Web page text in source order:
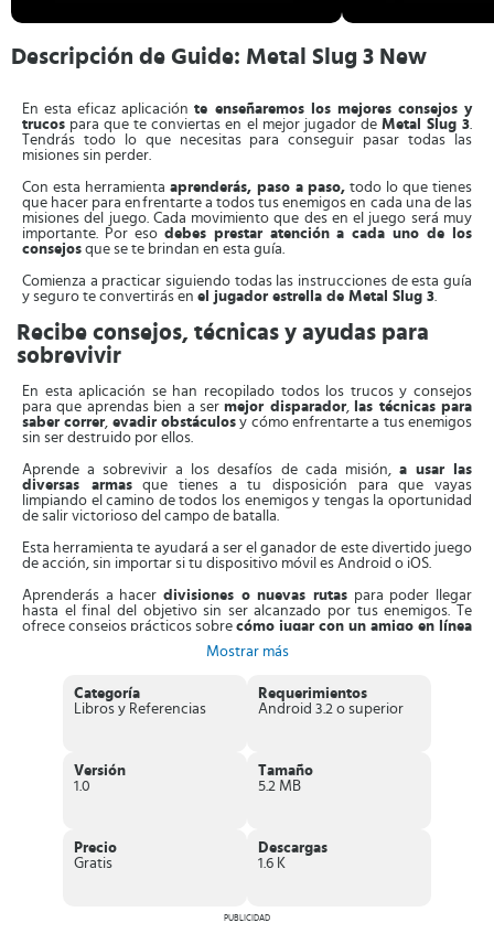
Descripción de Guide: Metal Slug 3 New
En esta eficaz aplicaciónte enseñaremos los mejores consejos y
trucos para que te conviertas en el mejor jugador de Metal Slug 3.
Tendrás todo lo que necesitas para conseguir pasar todas las
misiones sin perder.
Con esta herramienta aprenderás, paso a paso, todo lo que tienes
que hacer para enfrentarte a todos tus enemigos en cada una de las
misiones del juego. Cada movimiento que des en el juego será muy
importante. Por eso debes prestar atención a cada uno de los
consejos que se te brindan en esta guía.
Comienza a practicar siguiendo todas las instrucciones de esta guía
y seguro te convertirás en el jugador estrella de Metal Slug 3.
Recibe consejos, técnicas y ayudas para
sobrevivir
En esta aplicación se han recopilado todos los trucos y consejos
para que aprendas bien a sermejor disparador, las técnicas para
saber correr, evadir obstáculos y cómo enfrentarte a tus enemigos
sin ser destruido por ellos.
Aprende a sobrevivir a los desafíos de cada misión, a usar las
diversas armasque tienes a tu disposición para que vayas
limpiando el camino de todos los enemigos y tengas la oportunidad
de salir victorioso del campo de batalla.
Esta herramienta te ayudará a ser el ganador de este divertido juego
de acción, sin importar si tu dispositivo móvil es Android o iOS.
Aprenderás a hacer divisiones o nuevas rutas para poder llegar
hasta el final del objetivo sin ser alcanzado por tus enemigos. Te
ofrece consejos prácticos sobre cómo jugar con un amigo en línea
y establecer las medidas estratégicas para sobrevivir a cada misión.
Slug 3 New
acción. Algunas de estas características son las siguientes:
Además de enseñarte como pasar el“Modo Arcade”
los trucos para que puedas pasar los difíciles niveles del
añadir tus propios consejos
Mostrar más
Categoría
Libros y Referencias
Requerimientos
Android 3.2 o superior
Versión
1.0
Tamaño
5.2 MB
Precio
Gratis
Descargas
1.6 K
PUBLICIDAD